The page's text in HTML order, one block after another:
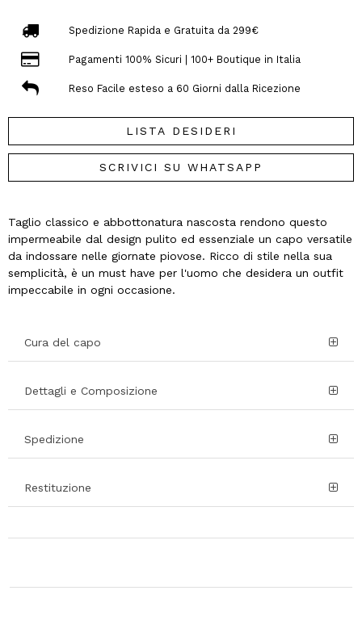
Spedizione Rapida e Gratuita da 299€
Pagamenti 100% Sicuri | 100+ Boutique in Italia
Reso Facile esteso a 60 Giorni dalla Ricezione
LISTA DESIDERI
SCRIVICI SU WHATSAPP
Taglio classico e abbottonatura nascosta rendono questo
impermeabile dal design pulito ed essenziale un capo versatile
da indossare nelle giornate piovose. Ricco di stile nella sua
semplicità, è un must have per l'uomo che desidera un outfit
impeccabile in ogni occasione.
Cura del capo
Dettagli e Composizione
Spedizione
Restituzione